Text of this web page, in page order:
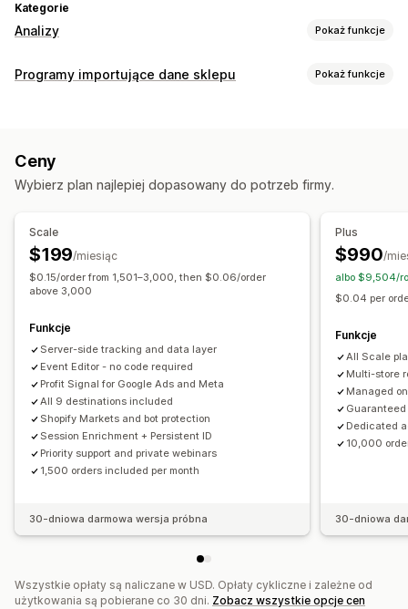
Kategorie
Analizy Pokaż funkcje
Zachowanie klientów
Marketing i sprzedaż
Śledzenie zakupu
Porzucony koszyk
Materiały wizualne i raporty
Niestandardowe raporty
Dane archiwalne
Zgodność z RODO
Programy importujące dane sklepu Pokaż funkcje
Synchronizacja w czasie rzeczywistym
Ceny
Wybierz plan najlepiej dopasowany do potrzeb firmy.
Scale
$199/miesiąc
$0.15/order from 1,501–3,000, then $0.06/order
above 3,000
Funkcje
Server-side tracking and data layer
Event Editor - no code required
Profit Signal for Google Ads and Meta
All 9 destinations included
Shopify Markets and bot protection
Session Enrichment + Persistent ID
Priority support and private webinars
1,500 orders included per month
30-dniowa darmowa wersja próbna
Plus
$990/
albo $9,504/
$0.04 per
Funkcje
All Scale
Multi-store
Managed
Dedicated
10,000
30-dniowa
Wszystkie opłaty są naliczane w USD. Opłaty cykliczne i zależne od
użytkowania są pobierane co 30 dni. Zobacz wszystkie opcje cen